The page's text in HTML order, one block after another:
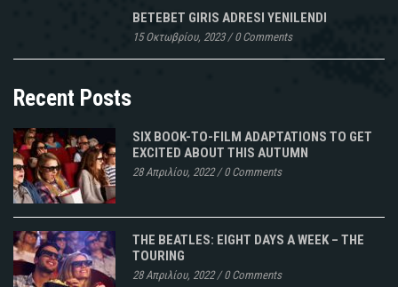
BETEBET GIRIS ADRESI YENILENDI
15 Οκτωβρίου, 2023/0 Comments
Recent Posts
SIX BOOK-TO-FILM ADAPTATIONS TO GET
EXCITED ABOUT THIS AUTUMN
28 Απριλίου, 2022/0 Comments
THE BEATLES: EIGHT DAYS A WEEK – THE
TOURING
28 Απριλίου, 2022/0 Comments